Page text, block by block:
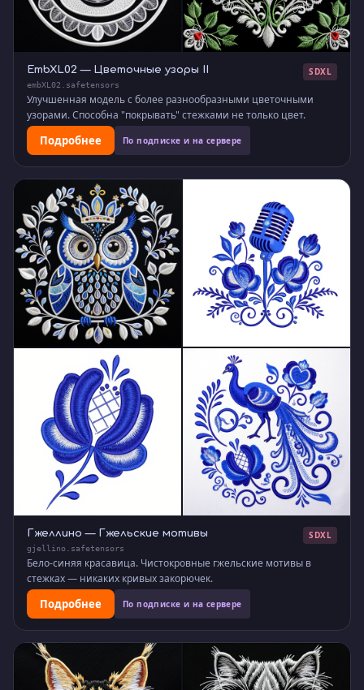
EmbXL02 — Цветочные узоры II
embXL02.safetensors
SDXL
Улучшенная модель с более разнообразными цветочными
узорами. Способна "покрывать" стежками не только цвет.
Подробнее По подписке и на сервере
Гжеллино — Гжельские мотивы
gjellino.safetensors
SDXL
Бело-синяя красавица. Чистокровные гжельские мотивы в
стежках — никаких кривых закорючек.
Подробнее По подписке и на сервере